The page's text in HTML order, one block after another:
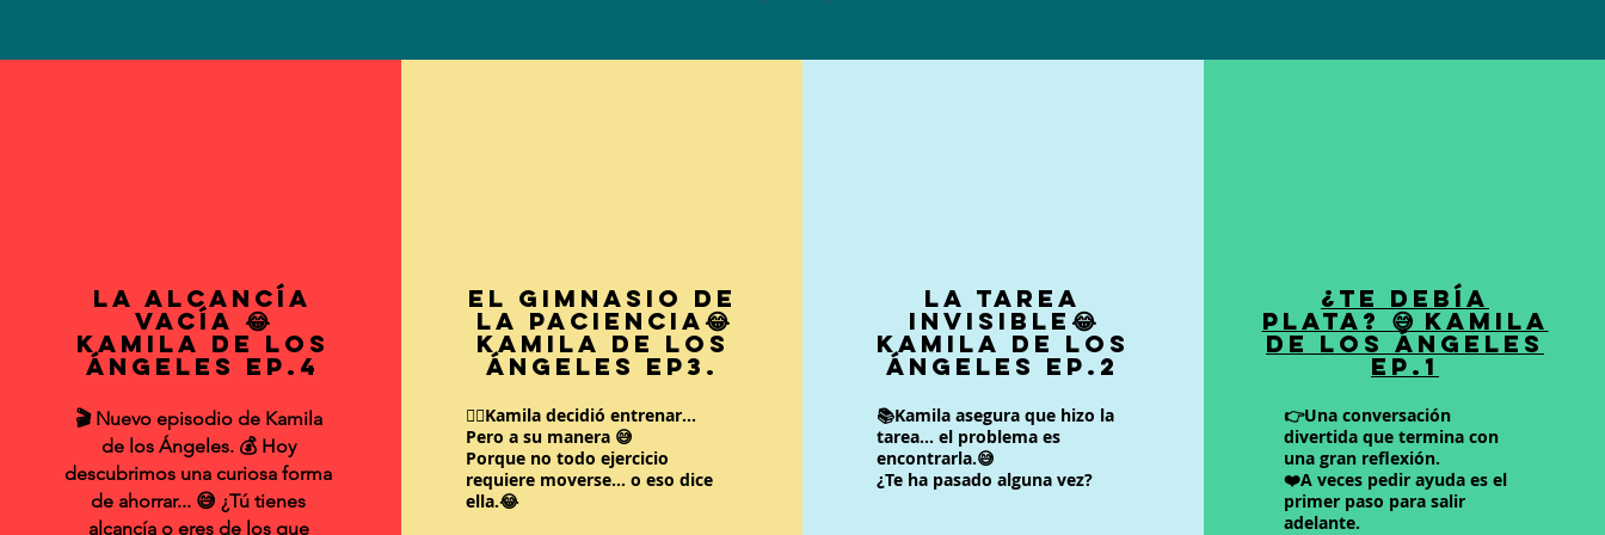
La Alcancía
Vacía 😂
Kamila de los
Ángeles EP.4
🎬 Nuevo episodio de Kamila
de los Ángeles. 💰 Hoy
descubrimos una curiosa forma
de ahorrar... 😅 ¿Tú tienes
alcancía o eres de los que
El Gimnasio de
la Paciencia😂
Kamila de los
Ángeles EP3.
🏋️‍♀️Kamila decidió entrenar...
Pero a su manera 😅
Porque no todo ejercicio
requiere moverse... o eso dice
ella.😂
La Tarea
Invisible😂
Kamila de los
Ángeles EP.2
📚Kamila asegura que hizo la
tarea... el problema es
encontrarla.😅
¿Te ha pasado alguna vez?
¿Te Debía
Plata? 😅 Kamila
de los Ángeles
EP.1
👉Una conversación
divertida que termina con
una gran reflexión.
❤️A veces pedir ayuda es el
primer paso para salir
adelante.